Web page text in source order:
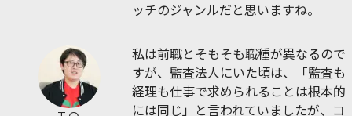
ッチのジャンルだと思いますね。
私は前職とそもそも職種が異なるので
すが、監査法人にいた頃は、「監査も
経理も仕事で求められることは根本的
には同じ」と言われていましたが、コ